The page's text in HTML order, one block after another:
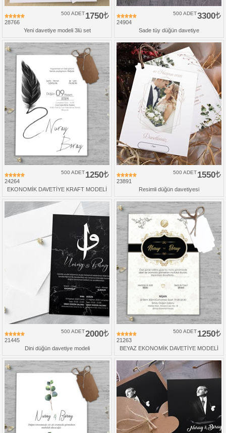
28766
1750
500 ADET
Yeni davetiye modeli 3lü set
24904
3300
500 ADET
Sade tüy düğün davetiye
24264
1250
500 ADET
EKONOMİK DAVETİYE KRAFT MODELİ
23891
1550
500 ADET
Resimli düğün davetiyesi
21445
2000
500 ADET
Dini düğün davetiye modeli
21263
1250
500 ADET
BEYAZ EKONOMİK DAVETİYE MODELİ